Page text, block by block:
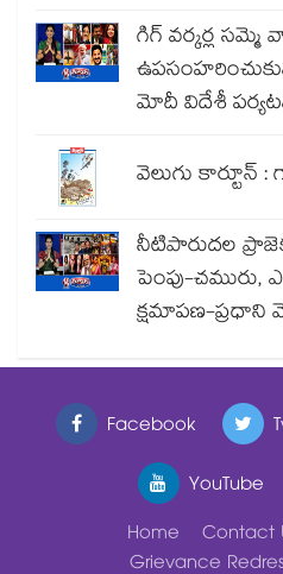
గిగ్ వర్కర్ల
మోదీ విదేశీ
వెలుగు
నీటిపారుదల
పెంపు-చమురు,
క్షమాపణ-ప్రధాని
Facebook
YouTube
Home
Contact
Grievance